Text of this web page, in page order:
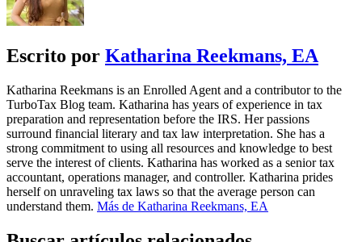
Escrito por Katharina Reekmans, EA
Katharina Reekmans is an Enrolled Agent and a contributor to the
TurboTax Blog team. Katharina has years of experience in tax
preparation and representation before the IRS. Her passions
surround financial literary and tax law interpretation. She has a
strong commitment to using all resources and knowledge to best
serve the interest of clients. Katharina has worked as a senior tax
accountant, operations manager, and controller. Katharina prides
herself on unraveling tax laws so that the average person can
understand them. Más de Katharina Reekmans, EA